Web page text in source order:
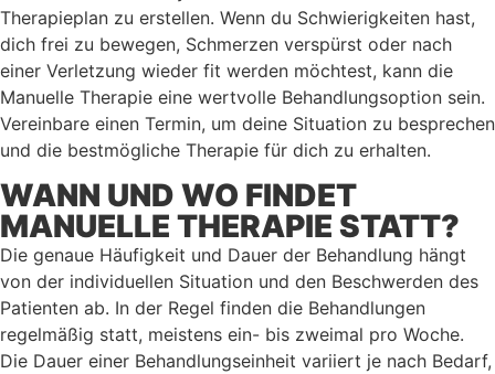
Therapieplan zu erstellen. Wenn du Schwierigkeiten hast,
dich frei zu bewegen, Schmerzen verspürst oder nach
einer Verletzung wieder fit werden möchtest, kann die
Manuelle Therapie eine wertvolle Behandlungsoption sein.
Vereinbare einen Termin, um deine Situation zu besprechen
und die bestmögliche Therapie für dich zu erhalten.
WANN UND WO FINDET
MANUELLE THERAPIE STATT?
Die genaue Häufigkeit und Dauer der Behandlung hängt
von der individuellen Situation und den Beschwerden des
Patienten ab. In der Regel finden die Behandlungen
regelmäßig statt, meistens ein- bis zweimal pro Woche.
Die Dauer einer Behandlungseinheit variiert je nach Bedarf,